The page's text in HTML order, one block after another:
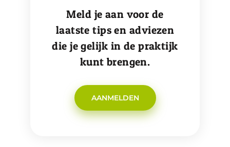
Meld je aan voor de
laatste tips en adviezen
die je gelijk in de praktijk
kunt brengen.
AANMELDEN